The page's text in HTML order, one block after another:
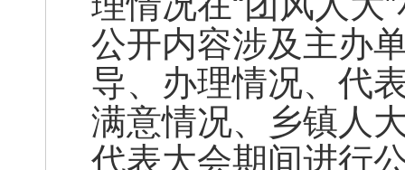
公开内容涉及主办
导、办理情况、代
满意情况、乡镇人
代表大会期间进行